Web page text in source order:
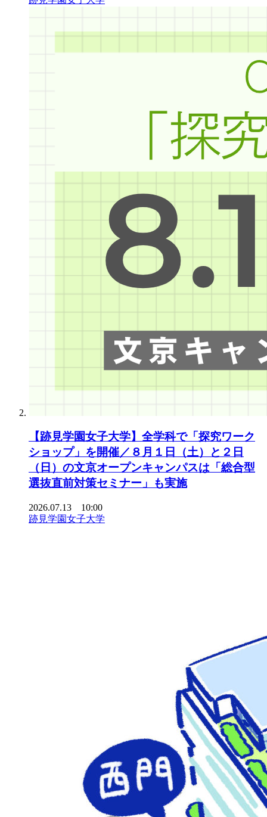
【跡見学園女子大学】全学科で「探究ワーク
ショップ」を開催／８月１日（土）と２日
（日）の文京オープンキャンパスは「総合型
選抜直前対策セミナー」も実施
2026.07.13 10:00
跡見学園女子大学